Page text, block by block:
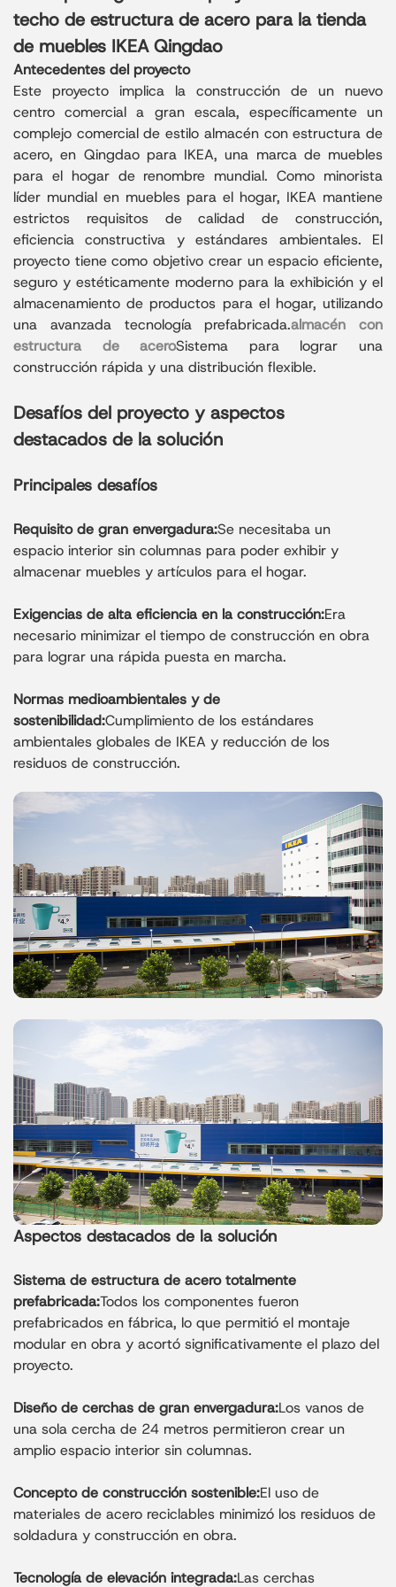
distribución comercial a gran escala.
techo de estructura de acero para la tienda
de muebles IKEA Qingdao
Antecedentes del proyecto
Este proyecto implica la construcción de un nuevo
centro comercial a gran escala, específicamente un
complejo comercial de estilo almacén con estructura de
acero, en Qingdao para IKEA, una marca de muebles
para el hogar de renombre mundial. Como minorista
líder mundial en muebles para el hogar, IKEA mantiene
estrictos requisitos de calidad de construcción,
eficiencia constructiva y estándares ambientales. El
proyecto tiene como objetivo crear un espacio eficiente,
seguro y estéticamente moderno para la exhibición y el
almacenamiento de productos para el hogar, utilizando
una avanzada tecnología prefabricada.almacén con
estructura de aceroSistema para lograr una
construcción rápida y una distribución flexible.
Desafíos del proyecto y aspectos
destacados de la solución
Principales desafíos
Requisito de gran envergadura:Se necesitaba un
espacio interior sin columnas para poder exhibir y
almacenar muebles y artículos para el hogar.
Exigencias de alta eficiencia en la construcción:Era
necesario minimizar el tiempo de construcción en obra
para lograr una rápida puesta en marcha.
Normas medioambientales y de
sostenibilidad:Cumplimiento de los estándares
ambientales globales de IKEA y reducción de los
residuos de construcción.
Aspectos destacados de la solución
Sistema de estructura de acero totalmente
prefabricada:Todos los componentes fueron
prefabricados en fábrica, lo que permitió el montaje
modular en obra y acortó significativamente el plazo del
proyecto.
Diseño de cerchas de gran envergadura:Los vanos de
una sola cercha de 24 metros permitieron crear un
amplio espacio interior sin columnas.
Concepto de construcción sostenible:El uso de
materiales de acero reciclables minimizó los residuos de
soldadura y construcción en obra.
Tecnología de elevación integrada:Las cerchas